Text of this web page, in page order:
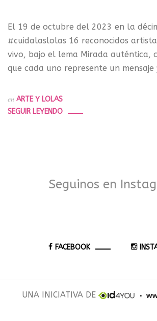
El 19 de octubre del 2023 en la
#cuidalaslolas 16 reconocidos
vivo, bajo el lema Mirada auténtica,
que cada uno represente un mensaje
en ARTE Y LOLAS
SEGUIR LEYENDO
Seguinos en
FACEBOOK
UNA INICIATIVA DE